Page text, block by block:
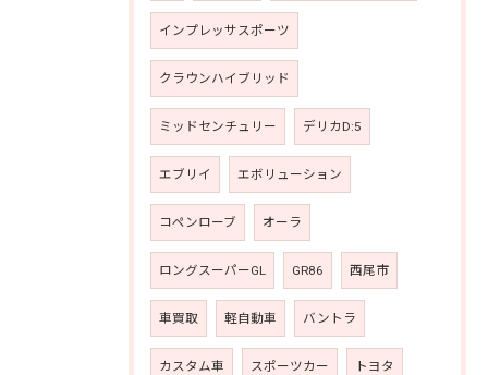
インプレッサスポーツ
クラウンハイブリッド
ミッドセンチュリー デリカD:5
エブリイ エボリューション
コペンローブ オーラ
ロングスーパーGL GR86 西尾市
車買取 軽自動車 バントラ
カスタム車 スポーツカー トヨタ